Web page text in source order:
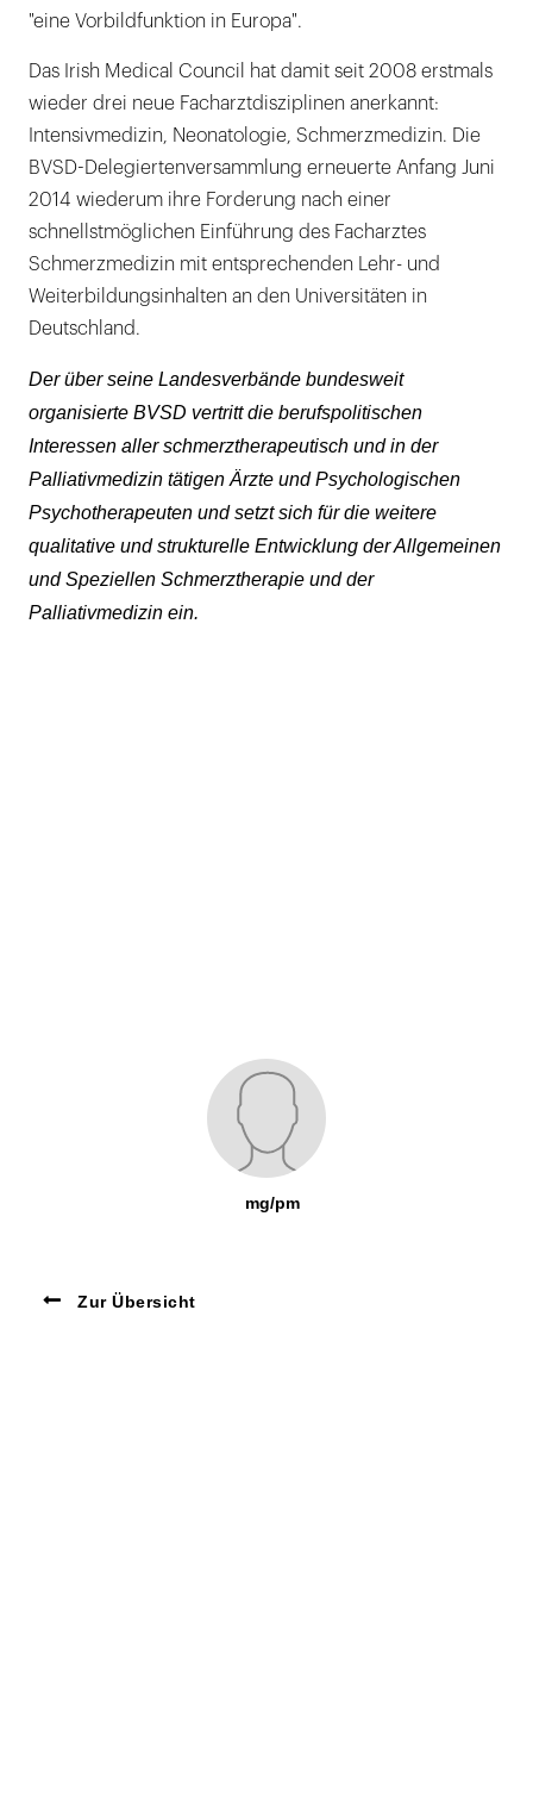
"eine Vorbildfunktion in Europa".
Das Irish Medical Council hat damit seit 2008 erstmals
wieder drei neue Facharztdisziplinen anerkannt:
Intensivmedizin, Neonatologie, Schmerzmedizin. Die
BVSD-Delegiertenversammlung erneuerte Anfang Juni
2014 wiederum ihre Forderung nach einer
schnellstmöglichen Einführung des Facharztes
Schmerzmedizin mit entsprechenden Lehr- und
Weiterbildungsinhalten an den Universitäten in
Deutschland.
Der über seine Landesverbände bundesweit
organisierte BVSD vertritt die berufspolitischen
Interessen aller schmerztherapeutisch und in der
Palliativmedizin tätigen Ärzte und Psychologischen
Psychotherapeuten und setzt sich für die weitere
qualitative und strukturelle Entwicklung der Allgemeinen
und Speziellen Schmerztherapie und der
Palliativmedizin ein.
mg/pm
Zur Übersicht